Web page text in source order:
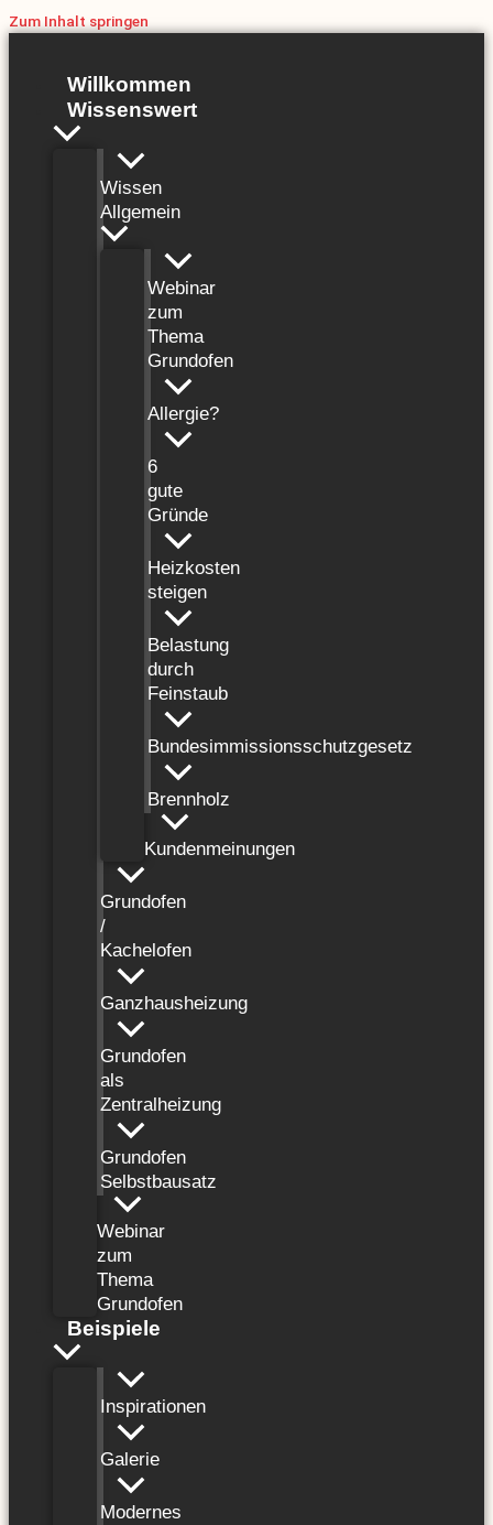
Zum Inhalt springen
Willkommen
Wissenswert
Wissen
Allgemein
Webinar
zum
Thema
Grundofen
Allergie?
6
gute
Gründe
Heizkosten
steigen
Belastung
durch
Feinstaub
Bundesimmissionsschutzgesetz
Brennholz
Kundenmeinungen
Grundofen
/
Kachelofen
Ganzhausheizung
Grundofen
als
Zentralheizung
Grundofen
Selbstbausatz
Webinar
zum
Thema
Grundofen
Beispiele
Inspirationen
Galerie
Modernes